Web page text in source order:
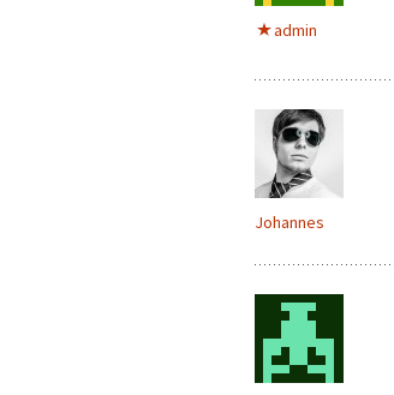
admin
Johannes